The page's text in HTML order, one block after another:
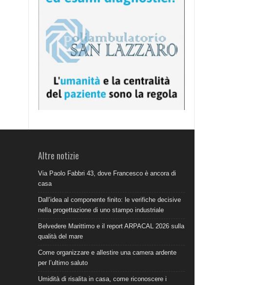
Altre notizie
Via Paolo Fabbri 43, dove Francesco è ancora di
casa
Dall’idea al componente finito: le verifiche decisive
nella progettazione di uno stampo industriale
Belvedere Marittimo e il report ARPACAL 2026 sulla
qualità del mare
Come organizzare e allestire una camera ardente
per l’ultimo saluto
Umidità di risalita in casa, come riconoscere i